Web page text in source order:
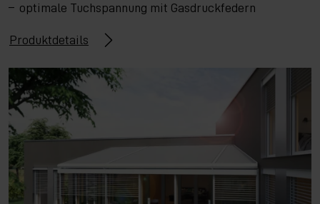
optimale Tuchspannung mit Gasdruckfedern
Produktdetails